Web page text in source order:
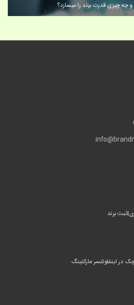
چه چیزی قدرت برند را میسازد؟
برند
اینفلوئنسر مارکتینگ